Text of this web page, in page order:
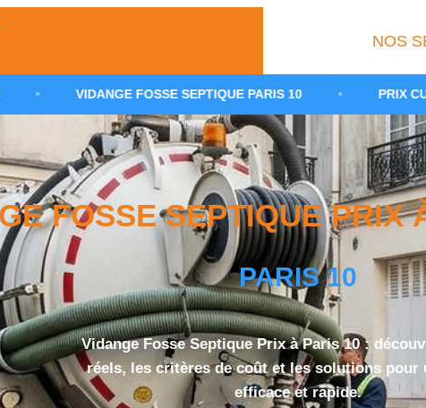
NOS
FOSSE SEPTIQUE PARIS 10 • PRIX CURAGE FOSSE
FOSSE SEPTIQUE PRIX
PARIS 10
Vidange Fosse Septique Prix à Paris 10 :
réels, les critères de coût et les solutions pour
efficace et rapide.